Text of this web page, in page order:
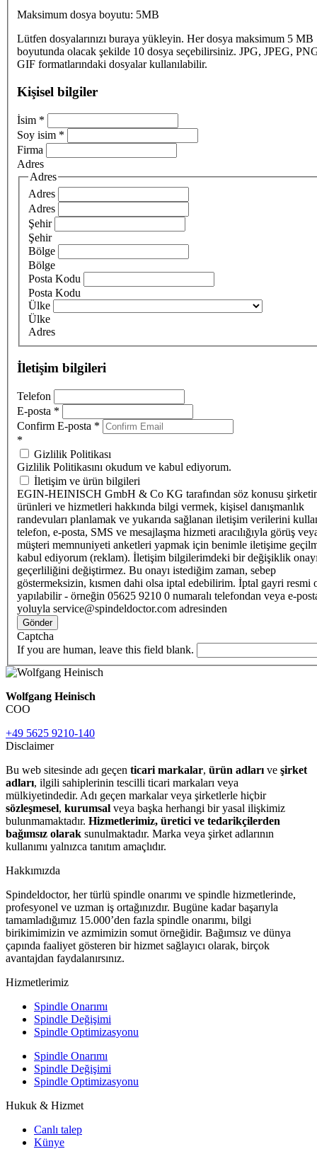
Maksimum dosya boyutu: 5MB
Lütfen dosyalarınızı buraya yükleyin. Her dosya maksimum 5 MB
boyutunda olacak şekilde 10 dosya seçebilirsiniz. JPG, JPEG,
GIF formatlarındaki dosyalar kullanılabilir.
Kişisel bilgiler
İsim *
Soy isim *
Firma
Adres
Adres
Adres
Adres
Şehir
Şehir
Bölge
Bölge
Posta Kodu
Posta Kodu
Ülke
Ülke
Adres
İletişim bilgileri
Telefon
E-posta *
Confirm E-posta *
*
Gizlilik Politikası
Gizlilik Politikasını okudum ve kabul ediyorum.
İletişim ve ürün bilgileri
EGIN-HEINISCH GmbH & Co KG tarafından söz konusu
ürünleri ve hizmetleri hakkında bilgi vermek, kişisel danışmanlık
randevuları planlamak ve yukarıda sağlanan iletişim verilerini
telefon, e-posta, SMS ve mesajlaşma hizmeti aracılığıyla görüş
müşteri memnuniyeti anketleri yapmak için benimle iletişime
kabul ediyorum (reklam). İletişim bilgilerimdeki bir değişiklik
geçerliliğini değiştirmez. Bu onayı istediğim zaman, sebep
göstermeksizin, kısmen dahi olsa iptal edebilirim. İptal gayri resmi
yapılabilir - örneğin 05625 9210 0 numaralı telefondan veya e-
yoluyla service@spindeldoctor.com adresinden
Gönder
Captcha
If you are human, leave this field blank.
Wolfgang Heinisch
COO
+49 5625 9210-140
Disclaimer
Bu web sitesinde adı geçen ticari markalar, ürün adları ve şirket
adları, ilgili sahiplerinin tescilli ticari markaları veya
mülkiyetindedir. Adı geçen markalar veya şirketlerle hiçbir
sözleşmesel, kurumsal veya başka herhangi bir yasal ilişkimiz
bulunmamaktadır. Hizmetlerimiz, üretici ve tedarikçilerden
bağımsız olarak sunulmaktadır. Marka veya şirket adlarının
kullanımı yalnızca tanıtım amaçlıdır.
Hakkımızda
Spindeldoctor, her türlü spindle onarımı ve spindle hizmetlerinde,
profesyonel ve uzman iş ortağınızdır. Bugüne kadar başarıyla
tamamladığımız 15.000’den fazla spindle onarımı, bilgi
birikimimizin ve azmimizin somut örneğidir. Bağımsız ve dünya
çapında faaliyet gösteren bir hizmet sağlayıcı olarak, birçok
avantajdan faydalanırsınız.
Hizmetlerimiz
Spindle Onarımı
Spindle Değişimi
Spindle Optimizasyonu
Spindle Onarımı
Spindle Değişimi
Spindle Optimizasyonu
Hukuk & Hizmet
Canlı talep
Künye